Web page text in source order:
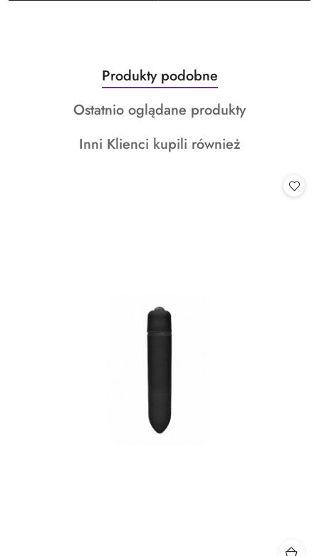
Pomiń karuzelę produktów
Produkty
o
statusie:
Produkty podobne
Produkty
statusie:
Ostatnio oglądane produkty
Produkty
Inni Klienci kupili również